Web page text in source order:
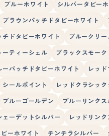
ブルーホワイト シルバータビー
ブラウンパッチドタビーホワイト
チドタビーホワイト ブルークリー
ーティーシェル ブラックスモーク
ーパッチドタビーホワイト レッ
シールポイント レッドクラシック
ブルーゴールデン ブルーリンク
ェーデットシルバー レッドリンク
ーホワイト チンチラシルバー